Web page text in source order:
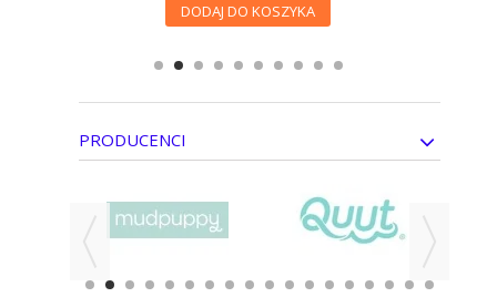
DODAJ DO KOSZYKA
PRODUCENCI